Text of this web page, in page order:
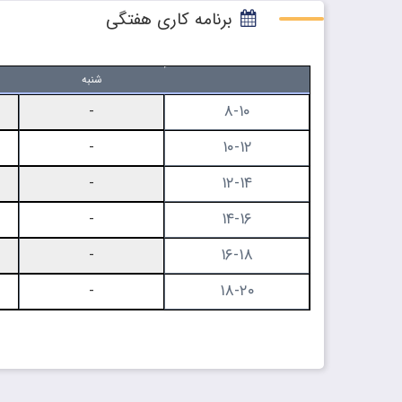
برنامه کاری هفتگی
شنبه
۸-۱۰ -
۱۰-۱۲ -
۱۲-۱۴ -
۱۴-۱۶ -
۱۶-۱۸ -
۱۸-۲۰ -